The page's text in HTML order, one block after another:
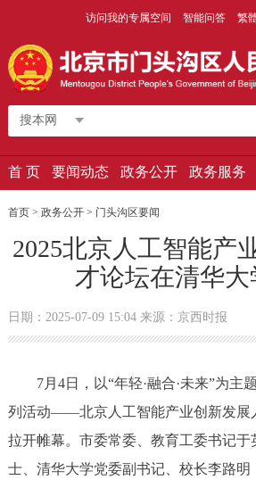
访问我的专属空间 智能问答 繁
搜本网
首 页 要闻动态 政务公开 政务服务
首页 > 政务公开 > 门头沟区要闻
2025北京人工智能产
才论坛在清华
日期：2025-07-09 15:04 来源：京西时报
7月4日，以“年轻·融合·未来”为主
列活动——北京人工智能产业创新发展
拉开帷幕。市委常委、教育工委书记于
士、清华大学党委副书记、校长李路明